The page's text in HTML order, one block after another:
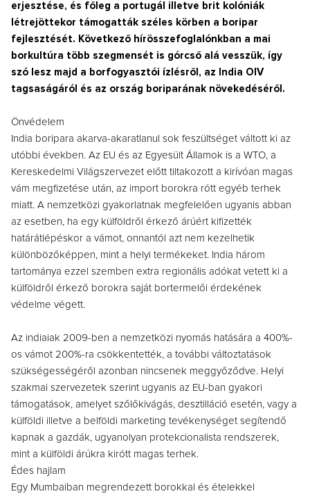
erjesztése, és főleg a portugál illetve brit kolóniák
létrejöttekor támogatták széles körben a boripar
fejlesztését. Következő hírösszefoglalónkban a mai
borkultúra több szegmensét is górcső alá vesszük, így
szó lesz majd a borfogyasztói ízlésről, az India OIV
tagsaságáról és az ország boriparának növekedéséről.
Önvédelem
India boripara akarva-akaratlanul sok feszültséget váltott ki az
utóbbi években. Az EU és az Egyesült Államok is a WTO, a
Kereskedelmi Világszervezet előtt tiltakozott a kirívóan magas
vám megfizetése után, az import borokra rótt egyéb terhek
miatt. A nemzetközi gyakorlatnak megfelelően ugyanis abban
az esetben, ha egy külföldről érkező árúért kifizették
határátlépéskor a vámot, onnantól azt nem kezelhetik
különbözőképpen, mint a helyi termékeket. India három
tartománya ezzel szemben extra regionális adókat vetett ki a
külföldről érkező borokra saját bortermelői érdekének
védelme végett.
Az indiaiak 2009-ben a nemzetközi nyomás hatására a 400%-
os vámot 200%-ra csökkentették, a további változtatások
szükségességéről azonban nincsenek meggyőződve. Helyi
szakmai szervezetek szerint ugyanis az EU-ban gyakori
támogatások, amelyet szőlőkivágás, desztilláció esetén, vagy a
külföldi illetve a belföldi marketing tevékenységet segítendő
kapnak a gazdák, ugyanolyan protekcionalista rendszerek,
mint a külföldi árúkra kirótt magas terhek.
Édes hajlam
Egy Mumbaiban megrendezett borokkal és ételekkel